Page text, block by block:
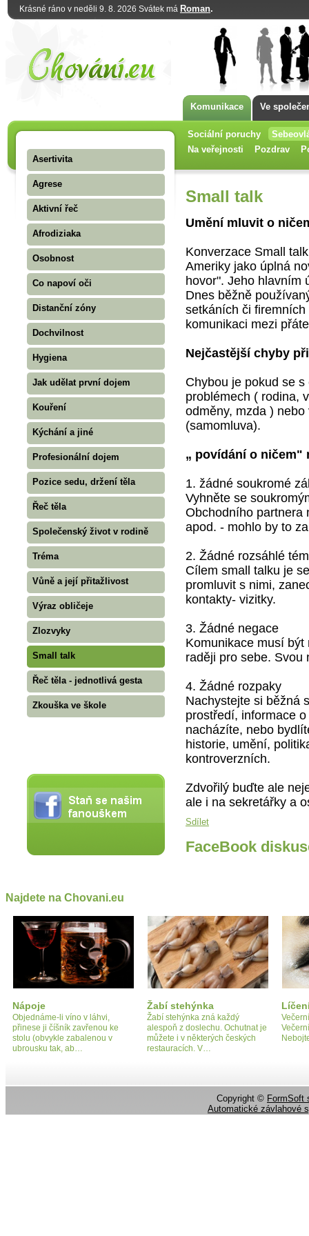
Krásné ráno v neděli 9. 8. 2026 Svátek má Roman.
Komunikace Ve
Sociální poruchy
Na veřejnosti
Pozdrav
Asertivita
Agrese
Aktivní řeč
Afrodiziaka
Osobnost
Co napoví oči
Distanční zóny
Dochvilnost
Hygiena
Jak udělat první dojem
Kouření
Kýchání a jiné
Profesionální dojem
Pozice sedu, držení těla
Řeč těla
Společenský život v rodině
Tréma
Vůně a její přitažlivost
Výraz obličeje
Zlozvyky
Small talk
Řeč těla - jednotlivá gesta
Zkouška ve škole
Small talk
Umění mluvit o
Konverzace Small
Ameriky jako úplná
hovor". Jeho hlavním
Dnes běžně
setkáních či
komunikaci mezi
Nejčastější chyby
Chybou je pokud se
problémech ( rodina,
odměny, mzda )
(samomluva).
„ povídání o ničem"
1. žádné soukromé
Vyhněte se
Obchodního partnera
apod. - mohlo by to
2. Žádné rozsáhlé
Cílem small talku je
promluvit s nimi,
kontakty- vizitky.
3. Žádné negace
Komunikace musí
raději pro sebe. Svou
4. Žádné rozpaky
Nachystejte si běžná
prostředí, informace
nacházíte, nebo
historie, umění,
kontroverzních.
Zdvořilý buďte ale
ale i na sekretářky a
Sdílet
FaceBook
Najdete na Chovani.eu
Nápoje
Objednáme-li víno v láhvi,
přinese ji číšník zavřenou ke
stolu (obvykle zabalenou v
ubrousku tak, ab…
Žabí stehýnka
Žabí stehýnka zná každý
alespoň z doslechu. Ochutnat je
můžete i v některých českých
restauracích. V…
Copyright © FormSoft
Automatické závlahové